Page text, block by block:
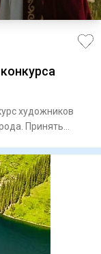
художников
Принять